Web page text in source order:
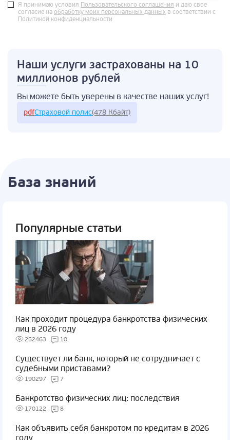
Я принимаю условия Пользовательского соглашения и даю свое
согласие на обработку моих персональных данных в соответствии с
Политикой конфиденциальности
Наши услуги застрахованы на 10
миллионов рублей
Вы можете быть уверены в качестве наших услуг!
pdfСтраховой полис(478 Кбайт)
База знаний
Популярные статьи
Как проходит процедура банкротства физических
лиц в 2026 году
252463 10
Существует ли банк, который не сотрудничает с
судебными приставами?
190297 7
Банкротство физических лиц: последствия
170122 8
Как объявить себя банкротом по кредитам в 2026
году